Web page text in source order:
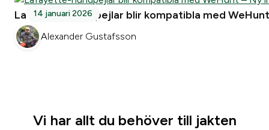
14 januari 2026
Lafayette-hundpejlar blir kompatibla med
Alexander Gustafsson
Vi har allt du behöver till jakten